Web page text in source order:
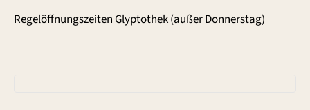
Regelöffnungszeiten Glyptothek (außer Donnerstag)